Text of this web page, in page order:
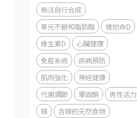
無法自行合成
單元不飽和脂肪酸
維他命D
維生素D
心臟健康
免疫系統
疾病預防
肌肉強化
神經健康
代謝調節
睪固酮
男性活力
鎂
含鎂的天然食物